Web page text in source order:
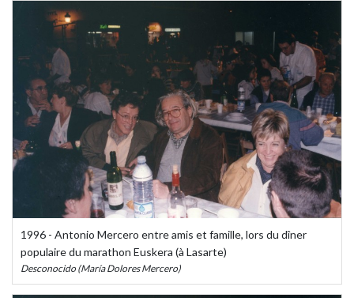
1996 - Antonio Mercero entre amis et famille, lors du dîner
populaire du marathon Euskera (à Lasarte)
Desconocido (María Dolores Mercero)